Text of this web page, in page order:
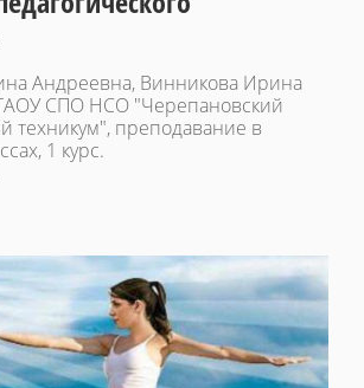
Андреевна, Винникова Ирина
СПО НСО "Черепановский
техникум", преподавание в
1 курс.